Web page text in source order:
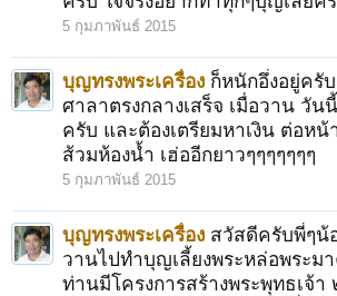
5 กุมภาพันธ์ 2015
บุญทรงพระเครื่อง ก็หนักอึ่งอยู่ครั
ศาลาตรงกลางเสร็จ เมื่อวาน วัน
ครับ และต้องเตรียมหาเงิน ต่อห
ส้วมห้องน้ำ เฮ่ออีกยาวๆๆๆๆๆๆๆ
5 กุมภาพันธ์ 2015
บุญทรงพระเครื่อง สวัสดีครับพี่ๆน้
วานไปทำบุญเลี้ยงพระหล่อพระม
ท่านมีโครงการสร้างพระพุทธเจ้า